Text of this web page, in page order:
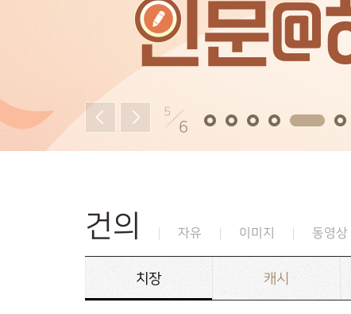
5
6
건의 자유 이미지 동영상
치장 캐시